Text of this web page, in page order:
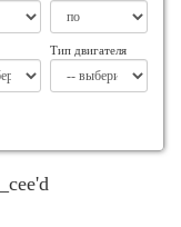
Тип двигателя